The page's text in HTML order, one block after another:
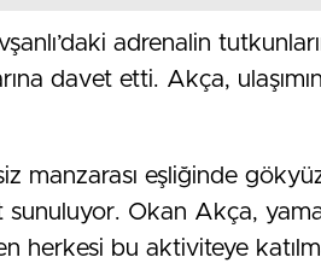
adrenalin
davet etti. Akça,
manzarası eşliğinde
sunuluyor. Okan Akça,
herkesi bu aktiviteye